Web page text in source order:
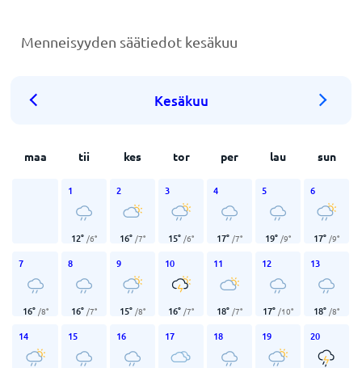
Menneisyyden säätiedot kesäkuu
Kesäkuu
maa tii kes tor per lau sun
1
12° /6°
2
16° /7°
3
15° /6°
4
17° /7°
5
19° /9°
6
17° /9°
7
16° /8°
8
16° /7°
9
15° /8°
10
16° /7°
11
18° /7°
12
17° /10°
13
18° /8°
14 15 16 17 18 19 20